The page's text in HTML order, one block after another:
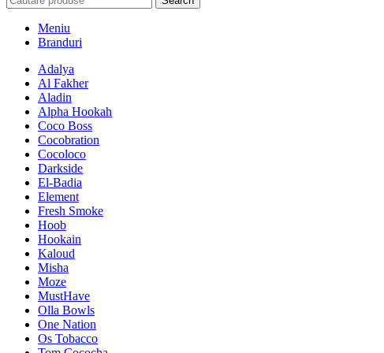
Meniu
Branduri
Adalya
Al Fakher
Aladin
Alpha Hookah
Coco Boss
Cocobration
Cocoloco
Darkside
El-Badia
Element
Fresh Smoke
Hoob
Hookain
Kaloud
Misha
Moze
MustHave
Olla Bowls
One Nation
Os Tobacco